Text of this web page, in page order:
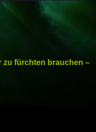
zu fürchten brauchen –